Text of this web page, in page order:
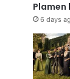
Plamen
6 days